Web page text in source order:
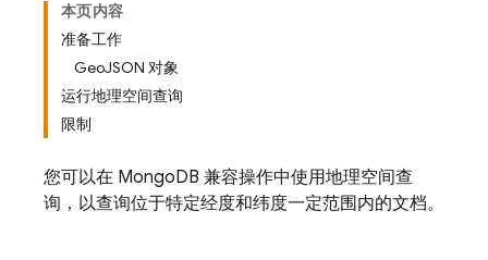
本页内容
准备工作
GeoJSON 对象
运行地理空间查询
限制
您可以在 MongoDB 兼容操作中使用地理空间查
询，以查询位于特定经度和纬度一定范围内的文档。